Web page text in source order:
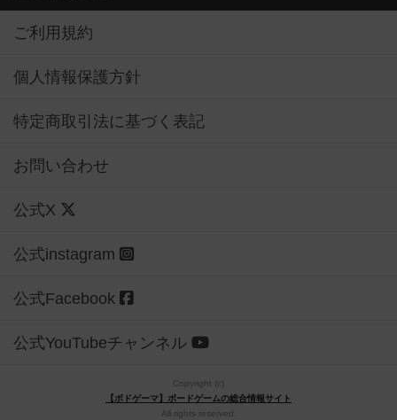
ご利用規約
個人情報保護方針
特定商取引法に基づく表記
お問い合わせ
公式X
公式instagram
公式Facebook
公式YouTubeチャンネル
Copyright (c)
【ボドゲーマ】ボードゲームの総合情報サイト
All rights reserved.